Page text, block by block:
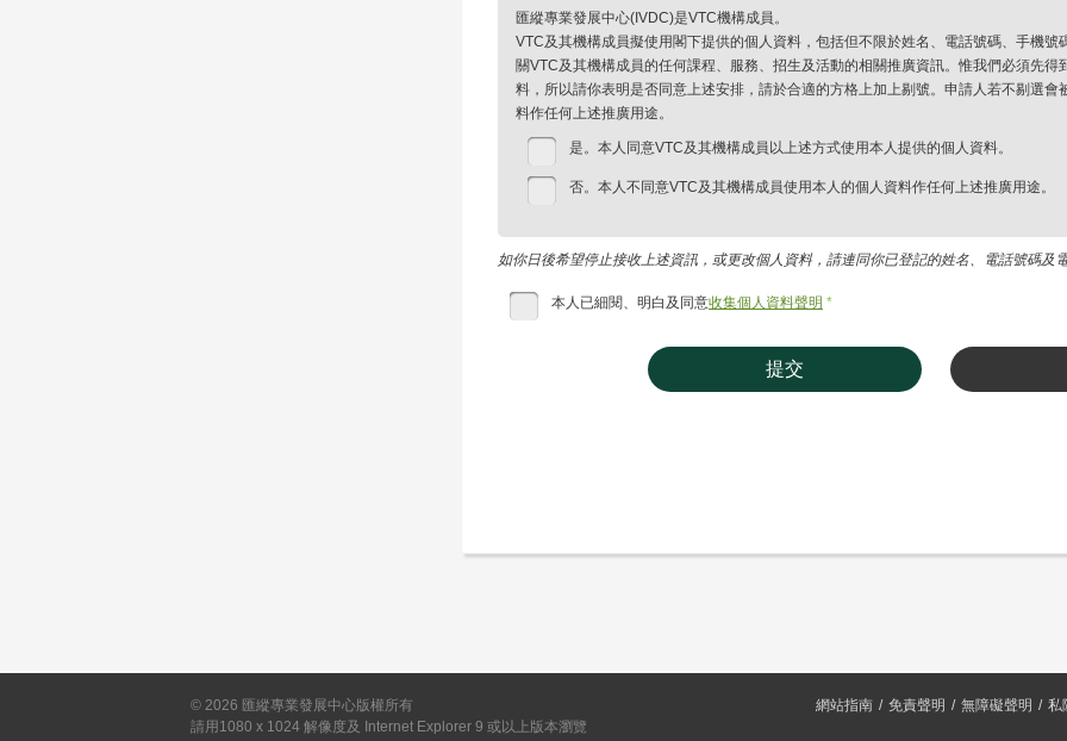
匯縱專業發展中心(IVDC)是VTC機構成員。
VTC及其機構成員擬使用閣下提供的個人資料，包括但不限於姓名、電話號碼、手機
關VTC及其機構成員的任何課程、服務、招生及活動的相關推廣資訊。惟我們必須先
料，所以請你表明是否同意上述安排，請於合適的方格上加上剔號。申請人若不剔選
料作任何上述推廣用途。
是。本人同意VTC及其機構成員以上述方式使用本人提供的個人資料。
否。本人不同意VTC及其機構成員使用本人的個人資料作任何上述推廣用途。
如你日後希望停止接收上述資訊，或更改個人資料，請連同你已登記的姓名、電話號碼及
本人已細閱、明白及同意收集個人資料聲明 *
提交
網站指南 免責聲明 無障礙聲明 私
© 2026 匯縱專業發展中心版權所有
請用1080 x 1024 解像度及 Internet Explorer 9 或以上版本瀏覽